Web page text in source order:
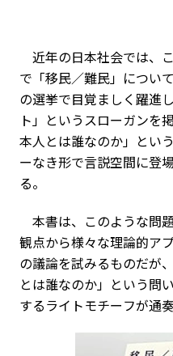
近年の日本社会では、
で「移民／難民」につい
の選挙で目覚ましく躍進
ト」というスローガンを
本人とは誰なのか」とい
ーなき形で言説空間に登
る。
本書は、このような問
観点から様々な理論的ア
の議論を試みるものだが
とは誰なのか」という問
するライトモチーフが通